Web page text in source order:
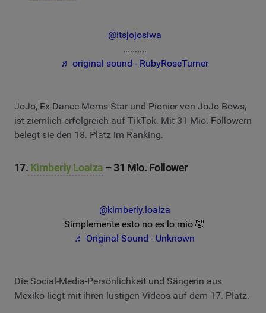
@itsjojosiwa
..........
♬ original sound - RubyRoseTurner
JoJo, Ex-Dance Moms Star und Pionier von JoJo Bows,
ist ziemlich erfolgreich auf TikTok. Mit 31 Mio. Followern
belegt sie den 18. Platz im Ranking.
17. Kimberly Loaiza – 31 Mio. Follower
@kimberly.loaiza
Simplemente esto no es lo mío 🤣
♬ Original Sound - Unknown
Die Social-Media-Persönlichkeit und Sängerin aus
Mexiko liegt mit ihren lustigen Videos auf dem 17. Platz.